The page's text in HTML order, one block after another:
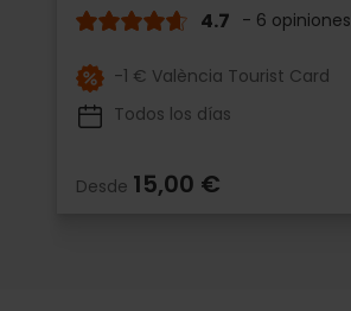
4.7 - 6 opiniones
-1 € València Tourist Card
Todos los días
Desde 15,00 €